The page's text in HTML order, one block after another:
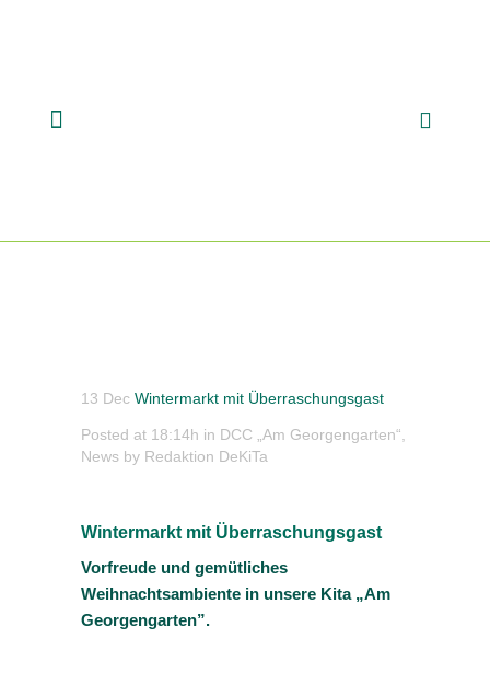
13 Dec Wintermarkt mit Überraschungsgast
Posted at 18:14h in DCC „Am Georgengarten“
News by Redaktion DeKiTa
Wintermarkt mit Überraschungsgast
Vorfreude und gemütliches
Weihnachtsambiente in unsere Kita „Am
Georgengarten”.